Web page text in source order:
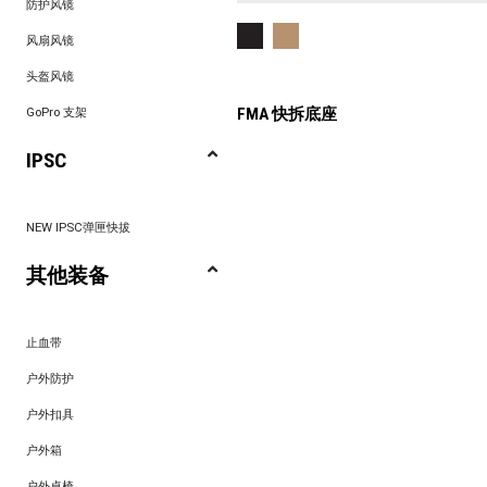
防护风镜
风扇风镜
头盔风镜
GoPro 支架
IPSC
NEW IPSC弹匣快拔
其他装备
止血带
户外防护
户外扣具
户外箱
FMA 快拆底座